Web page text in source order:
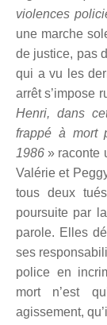
violences
une marche
de justice, pas
qui a vu les
arrêt s’impose
Henri, dans
frappé à mort
1986 » raconte
Valérie et
tous deux
poursuite par
parole. Elles
ses
police en
mort n’est
agissement,